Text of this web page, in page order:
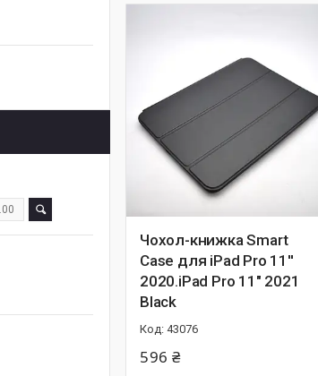
Чохол-книжка Smart
Case для iPad Pro 11''
2020.iPad Pro 11" 2021
Black
43076
596 ₴